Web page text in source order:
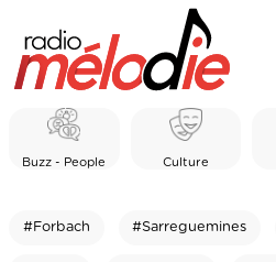
Buzz - People Culture
#Forbach #Sarreguemines